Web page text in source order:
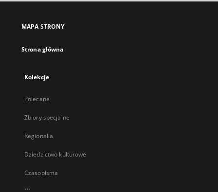
MAPA STRONY
Strona główna
Kolekcje
Polecane
Zbiory specjalne
Regionalia
Dziedzictwo kulturowe
Czasopisma
...